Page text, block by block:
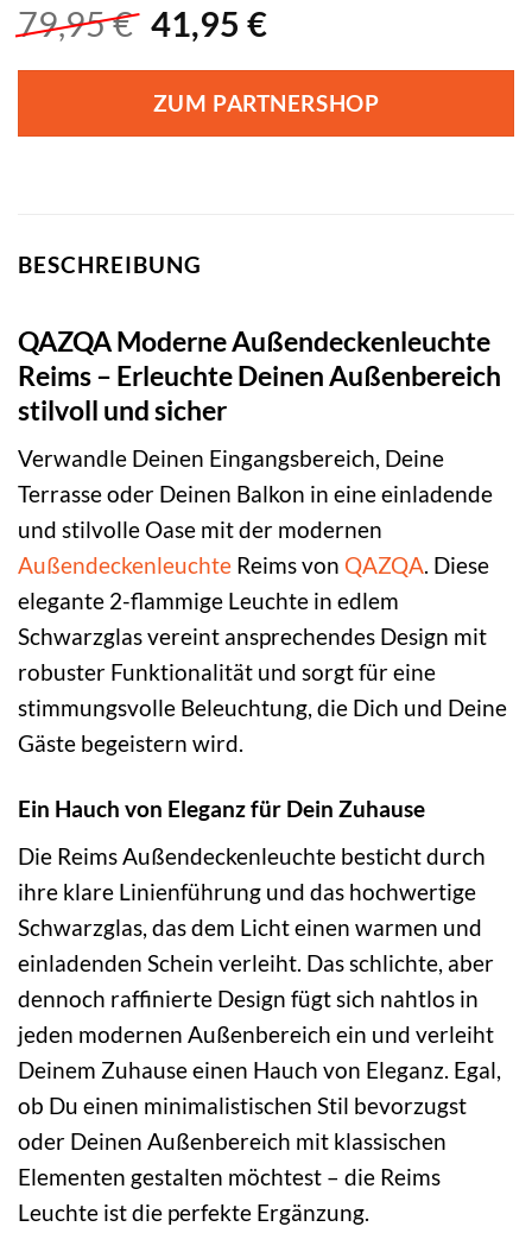
79,95€ Ursprünglicher
war:
79,95 €
41,95 €Aktueller
ist:
41,95 €.
ZUM PARTNERSHOP
BESCHREIBUNG
QAZQA Moderne Außendeckenleuchte
Reims – Erleuchte Deinen Außenbereich
stilvoll und sicher
Verwandle Deinen Eingangsbereich, Deine
Terrasse oder Deinen Balkon in eine einladende
und stilvolle Oase mit der modernen
Außendeckenleuchte Reims von QAZQA. Diese
elegante 2-flammige Leuchte in edlem
Schwarzglas vereint ansprechendes Design mit
robuster Funktionalität und sorgt für eine
stimmungsvolle Beleuchtung, die Dich und Deine
Gäste begeistern wird.
Ein Hauch von Eleganz für Dein Zuhause
Die Reims Außendeckenleuchte besticht durch
ihre klare Linienführung und das hochwertige
Schwarzglas, das dem Licht einen warmen und
einladenden Schein verleiht. Das schlichte, aber
dennoch raffinierte Design fügt sich nahtlos in
jeden modernen Außenbereich ein und verleiht
Deinem Zuhause einen Hauch von Eleganz. Egal,
ob Du einen minimalistischen Stil bevorzugst
oder Deinen Außenbereich mit klassischen
Elementen gestalten möchtest – die Reims
Leuchte ist die perfekte Ergänzung.